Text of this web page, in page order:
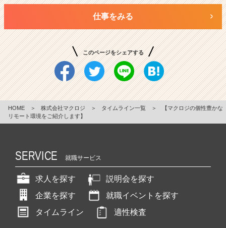
仕事をみる
このページをシェアする
HOME ＞ 株式会社マクロジ ＞ タイムライン一覧 ＞
【マクロジの個性豊かな
リモート環境をご紹介します】
SERVICE 就職サービス
求人を探す
説明会を探す
企業を探す
就職イベントを探す
タイムライン
適性検査